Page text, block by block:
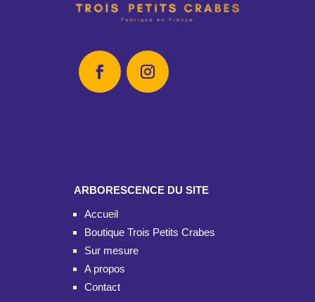
ARBORESCENCE DU SITE
Accueil
Boutique Trois Petits Crabes
Sur mesure
A propos
Contact